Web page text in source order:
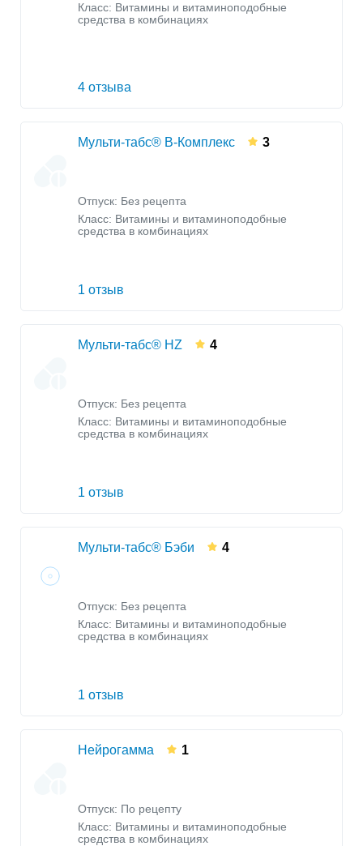
Класс: Витамины и витаминоподобные
средства в комбинациях
4 отзыва
Мульти-табс® B-Комплекс 3
Отпуск: Без рецепта
Класс: Витамины и витаминоподобные
средства в комбинациях
1 отзыв
Мульти-табс® HZ 4
Отпуск: Без рецепта
Класс: Витамины и витаминоподобные
средства в комбинациях
1 отзыв
Мульти-табс® Бэби 4
Отпуск: Без рецепта
Класс: Витамины и витаминоподобные
средства в комбинациях
1 отзыв
Нейрогамма 1
Отпуск: По рецепту
Класс: Витамины и витаминоподобные
средства в комбинациях